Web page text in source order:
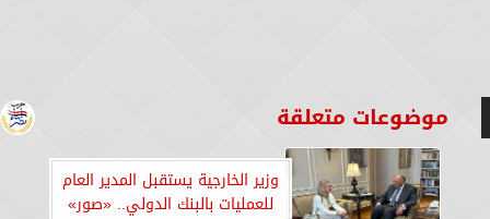
موضوعات متعلقة
وزير الخارجية يستقبل المدير العام
للعمليات بالبنك الدولي.. «صور»